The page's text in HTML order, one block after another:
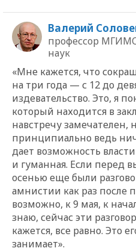
Валерий
профессор
наук
«Мне кажется, что
на три года — с 12 до
издевательство. Это, я
который находится в
навстречу замечателен,
принципиально ведь
дает возможность
и гуманная. Если перед
осенью еще были
амнистии как раз после
возможно, к 9 мая, к
знаю, сейчас эти
кажется, все равно. Это
занимает».